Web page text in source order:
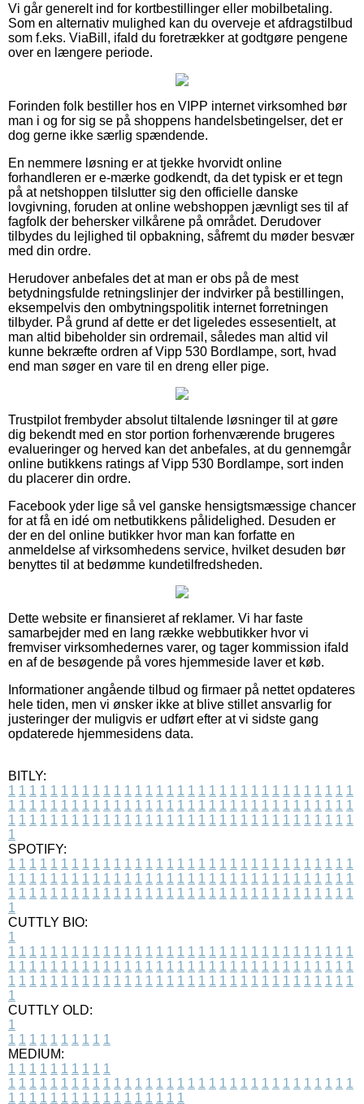
Vi går generelt ind for kortbestillinger eller mobilbetaling.
Som en alternativ mulighed kan du overveje et afdragstilbud
som f.eks. ViaBill, ifald du foretrækker at godtgøre pengene
over en længere periode.
Forinden folk bestiller hos en VIPP internet virksomhed bør
man i og for sig se på shoppens handelsbetingelser, det er
dog gerne ikke særlig spændende.
En nemmere løsning er at tjekke hvorvidt online
forhandleren er e-mærke godkendt, da det typisk er et tegn
på at netshoppen tilslutter sig den officielle danske
lovgivning, foruden at online webshoppen jævnligt ses til af
fagfolk der behersker vilkårene på området. Derudover
tilbydes du lejlighed til opbakning, såfremt du møder besvær
med din ordre.
Herudover anbefales det at man er obs på de mest
betydningsfulde retningslinjer der indvirker på bestillingen,
eksempelvis den ombytningspolitik internet forretningen
tilbyder. På grund af dette er det ligeledes essesentielt, at
man altid bibeholder sin ordremail, således man altid vil
kunne bekræfte ordren af Vipp 530 Bordlampe, sort, hvad
end man søger en vare til en dreng eller pige.
Trustpilot frembyder absolut tiltalende løsninger til at gøre
dig bekendt med en stor portion forhenværende brugeres
evalueringer og herved kan det anbefales, at du gennemgår
online butikkens ratings af Vipp 530 Bordlampe, sort inden
du placerer din ordre.
Facebook yder lige så vel ganske hensigtsmæssige chancer
for at få en idé om netbutikkens pålidelighed. Desuden er
der en del online butikker hvor man kan forfatte en
anmeldelse af virksomhedens service, hvilket desuden bør
benyttes til at bedømme kundetilfredsheden.
Dette website er finansieret af reklamer. Vi har faste
samarbejder med en lang række webbutikker hvor vi
fremviser virksomhedernes varer, og tager kommission ifald
en af de besøgende på vores hjemmeside laver et køb.
Informationer angående tilbud og firmaer på nettet opdateres
hele tiden, men vi ønsker ikke at blive stillet ansvarlig for
justeringer der muligvis er udført efter at vi sidste gang
opdaterede hjemmesidens data.
BITLY:
1 1 1 1 1 1 1 1 1 1 1 1 1 1 1 1 1 1 1 1 1 1 1 1 1 1 1 1 1 1 1 1 1
1 1 1 1 1 1 1 1 1 1 1 1 1 1 1 1 1 1 1 1 1 1 1 1 1 1 1 1 1 1 1 1 1
1 1 1 1 1 1 1 1 1 1 1 1 1 1 1 1 1 1 1 1 1 1 1 1 1 1 1 1 1 1 1 1 1
1
SPOTIFY:
1 1 1 1 1 1 1 1 1 1 1 1 1 1 1 1 1 1 1 1 1 1 1 1 1 1 1 1 1 1 1 1 1
1 1 1 1 1 1 1 1 1 1 1 1 1 1 1 1 1 1 1 1 1 1 1 1 1 1 1 1 1 1 1 1 1
1 1 1 1 1 1 1 1 1 1 1 1 1 1 1 1 1 1 1 1 1 1 1 1 1 1 1 1 1 1 1 1 1
1
CUTTLY BIO:
1
1 1 1 1 1 1 1 1 1 1 1 1 1 1 1 1 1 1 1 1 1 1 1 1 1 1 1 1 1 1 1 1 1
1 1 1 1 1 1 1 1 1 1 1 1 1 1 1 1 1 1 1 1 1 1 1 1 1 1 1 1 1 1 1 1 1
1 1 1 1 1 1 1 1 1 1 1 1 1 1 1 1 1 1 1 1 1 1 1 1 1 1 1 1 1 1 1 1 1
1
CUTTLY OLD:
1
1 1 1 1 1 1 1 1 1 1
MEDIUM:
1 1 1 1 1 1 1 1 1 1
1 1 1 1 1 1 1 1 1 1 1 1 1 1 1 1 1 1 1 1 1 1 1 1 1 1 1 1 1 1 1 1 1
1 1 1 1 1 1 1 1 1 1 1 1 1 1 1 1 1